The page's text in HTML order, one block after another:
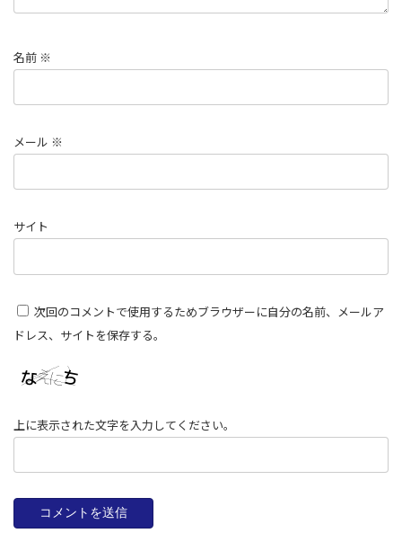
名前 ※
メール ※
サイト
次回のコメントで使用するためブラウザーに自分の名前、メールア
ドレス、サイトを保存する。
上に表示された文字を入力してください。